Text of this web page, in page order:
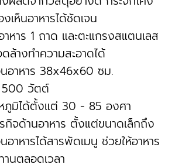
เห็นอาหารได้ชัดเจน
หาร 1 ถาด และตะแกรงสแตนเลส
ล้างทำความสะอาดได้
อาหาร 38x46x60 ซม.
500 วัตต์
มิได้ตั้งแต่ 30 - 85 องศา
รกิจด้านอาหาร ตั้งแต่ขนาดเล็กถึง
อาหารได้สารพัดเมนู ช่วยให้อาหาร
นตลอดเวลา